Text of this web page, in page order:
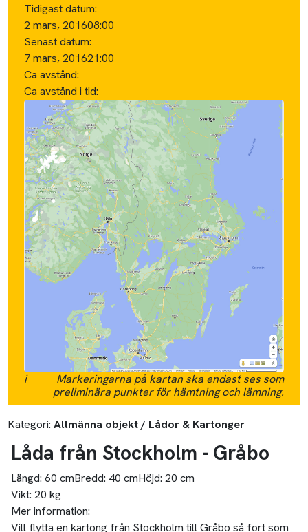
Tidigast datum:
2 mars, 201608:00
Senast datum:
7 mars, 201621:00
Ca avstånd:
Ca avstånd i tid:
i
Markeringarna på kartan ska endast ses som
preliminära punkter för hämtning och lämning.
Kategori: Allmänna objekt / Lådor & Kartonger
Låda från Stockholm - Gråbo
Längd: 60 cmBredd: 40 cmHöjd: 20 cm
Vikt: 20 kg
Mer information:
Vill flytta en kartong från Stockholm till Gråbo så fort som